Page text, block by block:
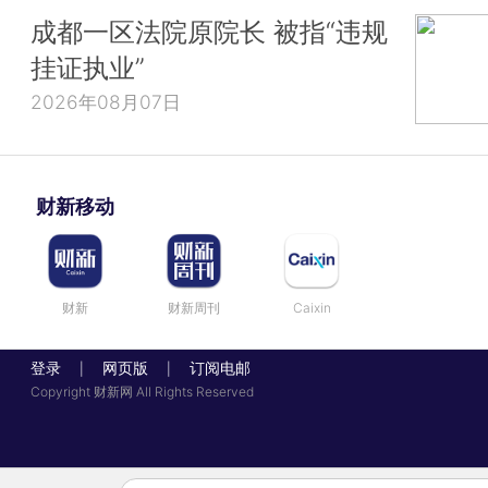
成都一区法院原院长 被指“违规
挂证执业”
2026年08月07日
财新移动
财新 财新周刊 Caixin
登录 网页版 订阅电邮
Copyright 财新网 All Rights Reserved